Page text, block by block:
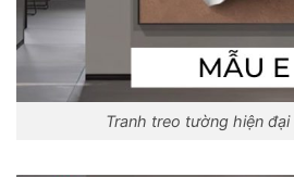
Tranh treo tường hiện đại